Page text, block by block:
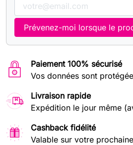
Prévenez-moi lorsque le
Paiement 100% sécurisé
Vos données sont
Livraison rapide
Expédition le jour même
Cashback fidélité
Valable sur votre